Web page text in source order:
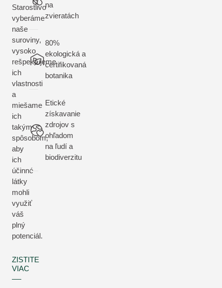
Starostlivo
vyberáme
naše
suroviny,
vysoko
rešpektujeme
ich
vlastnosti
a
miešame
ich
takým
spôsobom,
aby
ich
účinné
látky
mohli
využiť
váš
plný
potenciál.
ZISTITE
VIAC
na
zvieratách
80%
ekologická a
certifikovaná
botanika
Etické
získavanie
zdrojov s
ohľadom
na ľudí a
biodiverzitu